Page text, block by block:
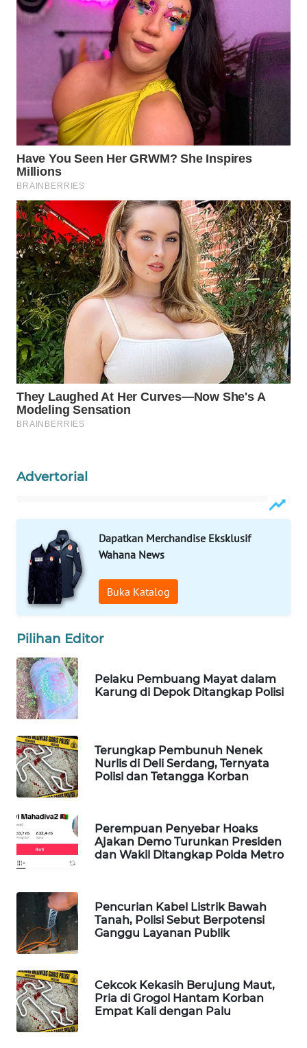
Advertorial
Dapatkan Merchandise Eksklusif
Wahana News
Buka Katalog
Pilihan Editor
Pelaku Pembuang Mayat dalam
Karung di Depok Ditangkap Polisi
Terungkap Pembunuh Nenek
Nurlis di Deli Serdang, Ternyata
Polisi dan Tetangga Korban
Perempuan Penyebar Hoaks
Ajakan Demo Turunkan Presiden
dan Wakil Ditangkap Polda Metro
Pencurian Kabel Listrik Bawah
Tanah, Polisi Sebut Berpotensi
Ganggu Layanan Publik
Cekcok Kekasih Berujung Maut,
Pria di Grogol Hantam Korban
Empat Kali dengan Palu
ADVOKAT
WAHANA
INFRASTRUKTUR
WAHANA
KONSUMEN
WAHANA
LISTRIK
TRAVEL
WAHANA
TV
WAHANANEWS
ID
WAHANANEWS
CO ID
WAHANANEWS
NET
WAHANA
SELEB
WAHANA
PERSONA
OTOMOTIF
WAHANA
HEALTH
WAHANA
DESA
WISATA
LAPAK
WAHANA
Wahana
KONSUMEN
LISTRIK
MASYARAKAT
KELISTRIKAN
WALINKI
ID